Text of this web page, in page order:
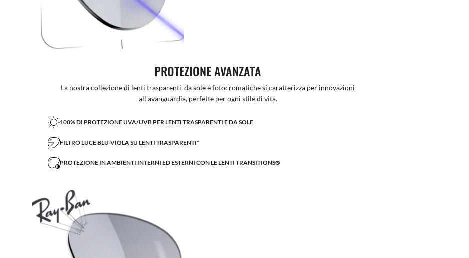
PROTEZIONE AVANZATA
La nostra collezione di lenti trasparenti, da sole e fotocromatiche si caratterizza per innovazioni
all'avanguardia, perfette per ogni stile di vita.
100% DI PROTEZIONE UVA/UVB PER LENTI TRASPARENTI E DA SOLE
FILTRO LUCE BLU-VIOLA SU LENTI TRASPARENTI*
PROTEZIONE IN AMBIENTI INTERNI ED ESTERNI CON LE LENTI TRANSITIONS®